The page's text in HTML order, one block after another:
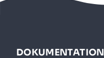
DOKUMENTATION